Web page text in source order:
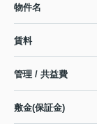
物件名
賃料
管理 / 共益費
敷金(保証金)